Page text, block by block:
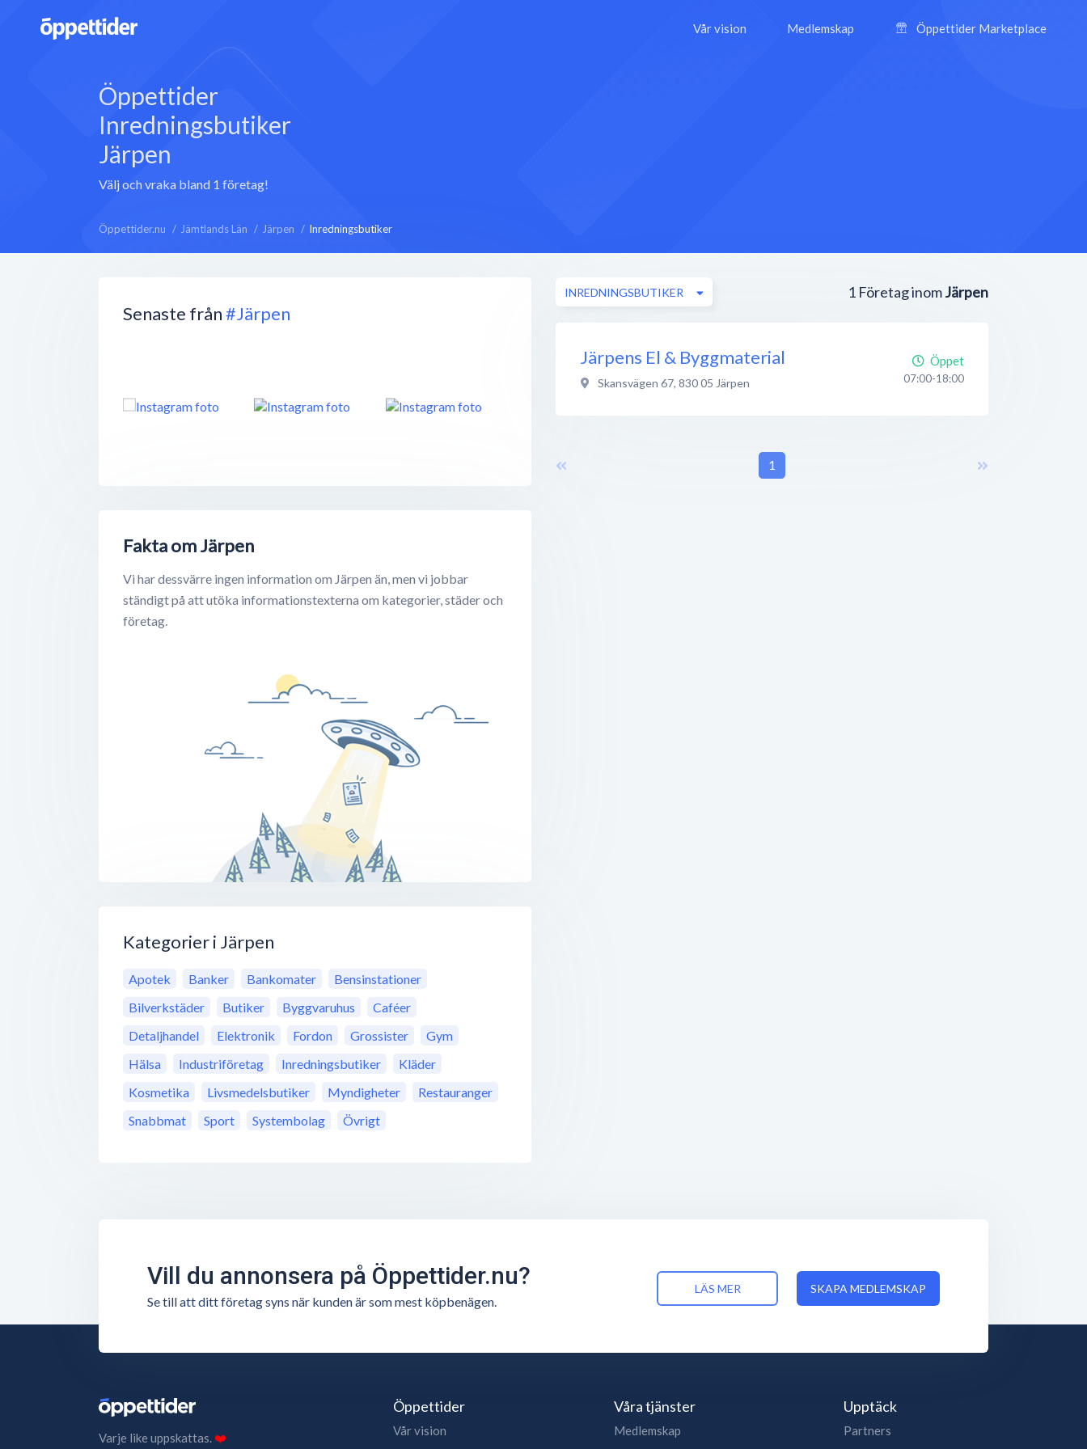
Vår vision Medlemskap Öppettider Marketplace
Öppettider
Inredningsbutiker
Järpen
Välj och vraka bland 1 företag!
Öppettider.nu Jämtlands Län Järpen Inredningsbutiker
Senaste från#Järpen
Fakta om Järpen
Vi har dessvärre ingen information om Järpen än, men vi jobbar
ständigt på att utöka informationstexterna om kategorier, städer och
företag.
Kategorier i Järpen
Apotek Banker Bankomater
Bensinstationer
Bilverkstäder
Butiker Byggvaruhus
Caféer
Detaljhandel
Elektronik Fordon Grossister
Gym
Hälsa
Industriföretag Inredningsbutiker
Kläder
Kosmetika
Livsmedelsbutiker Myndigheter
Restauranger
Snabbmat
Sport Systembolag Övrigt
1 Företag inomJärpen
INREDNINGSBUTIKER
Järpens El & Byggmaterial
Skansvägen 67, 830 05 Järpen
Öppet
07:00-18:00
1
Vill du annonsera på Öppettider.nu?
Se till att ditt företag syns när kunden är som mest köpbenägen.
LÄS MER SKAPA MEDLEMSKAP
Varje like uppskattas.❤️
Öppettider
Vår vision
Våra tjänster
Medlemskap
Upptäck
Partners